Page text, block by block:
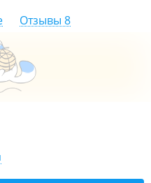
Отзывы 8
32А